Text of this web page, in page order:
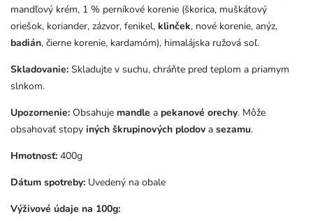
mandľový krém, 1 % perníkové korenie (škorica, muškátový
oriešok, koriander, zázvor, fenikel, klinček, nové korenie, anýz,
badián, čierne korenie, kardamóm), himalájska ružová soľ.
Skladovanie: Skladujte v suchu, chráňte pred teplom a priamym
slnkom.
Upozornenie: Obsahuje mandle a pekanové orechy. Môže
obsahovať stopy iných škrupinových plodov a sezamu.
Hmotnosť: 400g
Dátum spotreby: Uvedený na obale
Výživové údaje na 100g: